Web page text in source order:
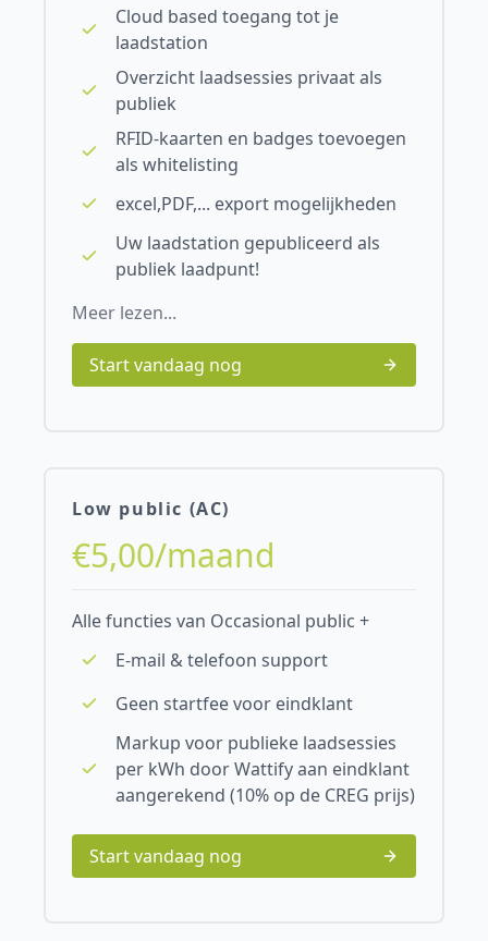
Cloud based toegang tot je
laadstation
Overzicht laadsessies privaat als
publiek
RFID-kaarten en badges toevoegen
als whitelisting
excel,PDF,... export mogelijkheden
Uw laadstation gepubliceerd als
publiek laadpunt!
Meer lezen...
Start vandaag nog
Low public (AC)
€5,00/maand
Alle functies van Occasional public +
E-mail & telefoon support
Geen startfee voor eindklant
Markup voor publieke laadsessies
per kWh door Wattify aan eindklant
aangerekend (10% op de CREG prijs)
Start vandaag nog